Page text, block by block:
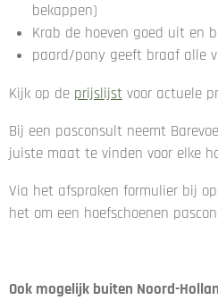
bekappen)
Krab de hoeven goed uit en
paard/pony geeft braaf alle
Kijk op de prijslijst voor actuele
Bij een pasconsult neemt
juiste maat te vinden voor elke
Via het afspraken formulier bij
het om een hoefschoenen
Ook mogelijk buiten Noord-